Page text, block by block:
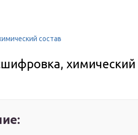
состав
химический